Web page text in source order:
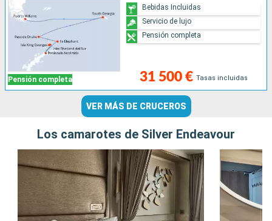
Pensión completa 31 500 € Tasas incluidas
Bebidas Incluidas
Servicio de lujo
Pensión completa
VER MÁS DE CRUCEROS
Los camarotes de Silver Endeavour